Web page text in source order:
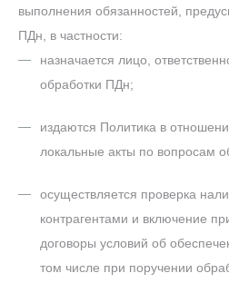
выполнения обязанностей,
ПДн, в частности:
назначается лицо,
обработки ПДн;
издаются Политика в
локальные акты по вопросам
осуществляется проверка
контрагентами и включение
договоры условий об
том числе при поручении